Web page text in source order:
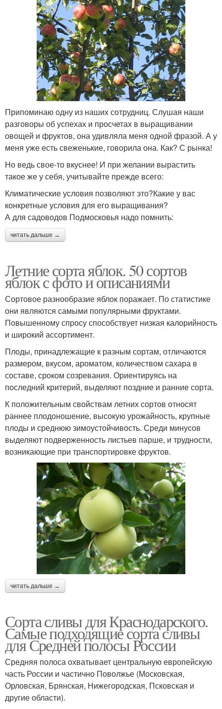
Припоминаю одну из наших сотрудниц. Слушая наши
разговоры об успехах и просчетах в выращивании
овощей и фруктов, она удивляла меня одной фразой. А у
меня уже есть свеженькие, говорила она. Как? С рынка!
Но ведь свое-то вкуснее! И при желании вырастить
такое же у себя, учитывайте прежде всего:
Климатические условия позволяют это?Какие у вас
конкретные условия для его выращивания?
А для садоводов Подмосковья надо помнить:
читать дальше →
Летние сорта яблок. 50 сортов
яблок с фото и описаниями
Сортовое разнообразие яблок поражает. По статистике
они являются самыми популярными фруктами.
Повышенному спросу способствует низкая калорийность
и широкий ассортимент.
Плоды, принадлежащие к разным сортам, отличаются
размером, вкусом, ароматом, количеством сахара в
составе, сроком созревания. Ориентируясь на
последний критерий, выделяют поздние и ранние сорта.
К положительным свойствам летних сортов относят
раннее плодоношение, высокую урожайность, крупные
плоды и среднюю зимоустойчивость. Среди минусов
выделяют подверженность листьев парше, и трудности,
возникающие при транспортировке фруктов.
читать дальше →
Сорта сливы для Краснодарского.
Самые подходящие сорта сливы
для Средней полосы России
Средняя полоса охватывает центральную европейскую
часть России и частично Поволжье (Московская,
Орловская, Брянская, Нижегородская, Псковская и
другие области).